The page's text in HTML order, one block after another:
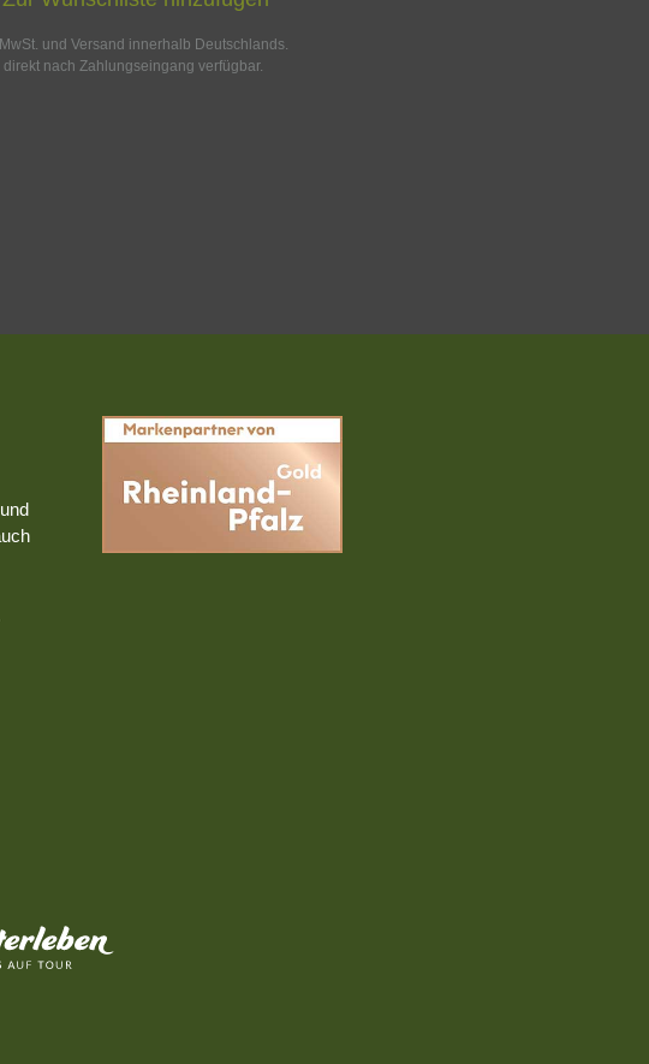
und Versand innerhalb Deutschlands.
nach Zahlungseingang verfügbar.